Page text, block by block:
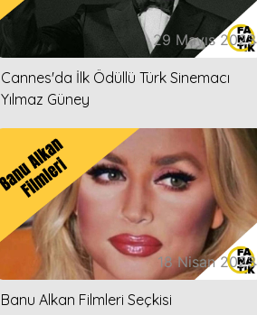
29 Mayıs 2023
Cannes'da İlk Ödüllü Türk Sinemacı
Yılmaz Güney
18 Nisan 2023
Banu Alkan Filmleri Seçkisi